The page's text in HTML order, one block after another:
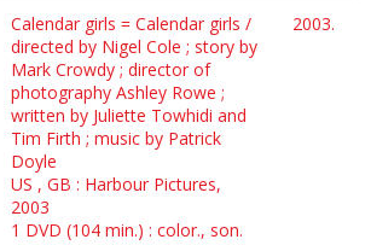
Calendar girls = Calendar girls /
directed by Nigel Cole ; story by
Mark Crowdy ; director of
photography Ashley Rowe ;
written by Juliette Towhidi and
Tim Firth ; music by Patrick
Doyle
US , GB : Harbour Pictures,
2003
1 DVD (104 min.) : color., son.
2003.